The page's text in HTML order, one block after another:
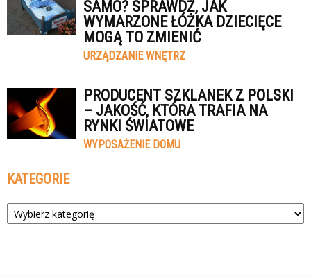
SAMO? SPRAWDŹ, JAK
WYMARZONE ŁÓŻKA DZIECIĘCE
MOGĄ TO ZMIENIĆ
URZĄDZANIE WNĘTRZ
PRODUCENT SZKLANEK Z POLSKI
– JAKOŚĆ, KTÓRA TRAFIA NA
RYNKI ŚWIATOWE
WYPOSAŻENIE DOMU
KATEGORIE
Kategorie